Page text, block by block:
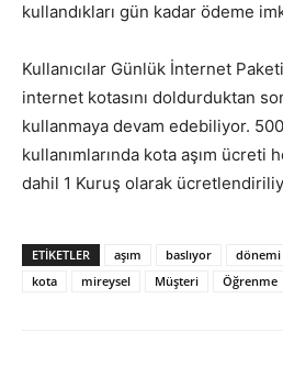
kullandıkları gün kadar ödeme
Kullanıcılar Günlük İnternet
internet kotasını doldurduktan
kullanmaya devam edebiliyor.
kullanımlarında kota aşım ücreti
dahil 1 Kuruş olarak
ETIKETLER aşım baslıyor dönemi
kota
mireysel Müşteri Öğrenme